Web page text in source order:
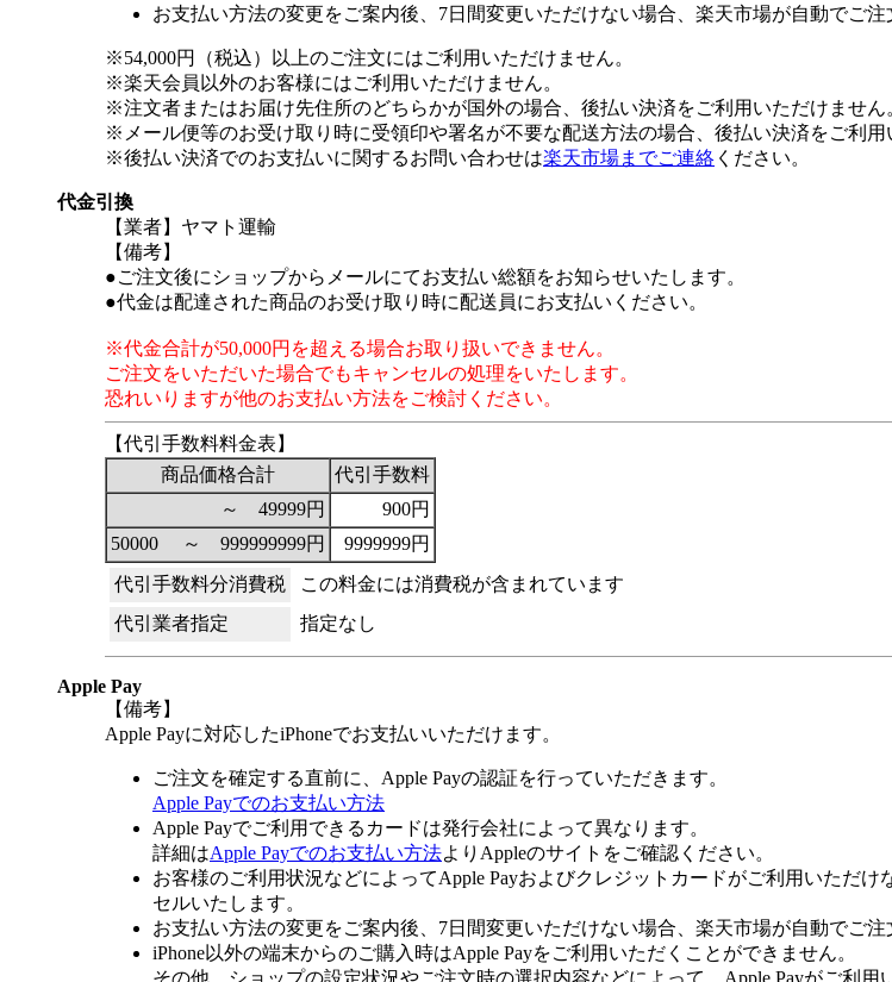
お支払い方法の変更をご案内後、7日間変更いただけない場合、楽天市場が自動でご注
※54,000円（税込）以上のご注文にはご利用いただけません。
※楽天会員以外のお客様にはご利用いただけません。
※注文者またはお届け先住所のどちらかが国外の場合、後払い決済をご利用いただけません
※メール便等のお受け取り時に受領印や署名が不要な配送方法の場合、後払い決済をご利用
※後払い決済でのお支払いに関するお問い合わせは楽天市場までご連絡 ください。
代金引換
【業者】ヤマト運輸
【備考】
●ご注文後にショップからメールにてお支払い総額をお知らせいたします。
●代金は配達された商品のお受け取り時に配送員にお支払いください。
※代金合計が50,000円を超える場合お取り扱いできません。
ご注文をいただいた場合でもキャンセルの処理をいたします。
恐れいりますが他のお支払い方法をご検討ください。
【代引手数料料金表】
商品価格合計
代引手数料
～ 49999円
900円
50000 ～ 999999999円
9999999円
代引手数料分消費税
この料金には消費税が含まれています
代引業者指定
指定なし
Apple Pay
【備考】
Apple Payに対応したiPhoneでお支払いいただけます。
ご注文を確定する直前に、Apple Payの認証を行っていただきます。
Apple Payでのお支払い方法
Apple Payでご利用できるカードは発行会社によって異なります。
詳細はApple Payでのお支払い方法よりAppleのサイトをご確認ください。
お客様のご利用状況などによってApple Payおよびクレジットカードがご利用いただ
セルいたします。
お支払い方法の変更をご案内後、7日間変更いただけない場合、楽天市場が自動でご注
iPhone以外の端末からのご購入時はApple Payをご利用いただくことができません。
その他、ショップの設定状況やご注文時の選択内容などによって、Apple Payがご利用